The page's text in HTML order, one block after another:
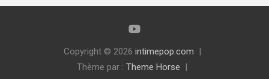
Copyright © 2026 intimepop.com
Thème par : Theme Horse